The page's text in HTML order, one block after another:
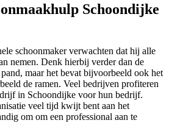
Schoondijke
schoonmaker verwachten dat hij alle
nemen. Denk hierbij verder dan de
maar het bevat bijvoorbeeld ook het
de ramen. Veel bedrijven profiteren
in Schoondijke voor hun bedrijf.
veel tijd kwijt bent aan het
om om een professional aan te